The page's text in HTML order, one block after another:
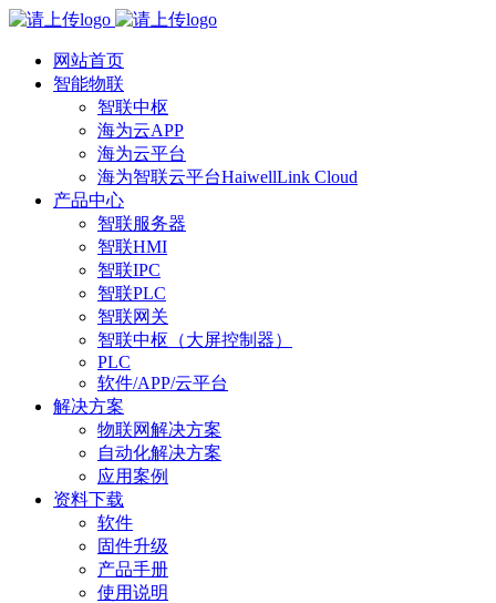
网站首页
智能物联
智联中枢
海为云APP
海为云平台
海为智联云平台HaiwellLink Cloud
产品中心
智联服务器
智联HMI
智联IPC
智联PLC
智联网关
智联中枢（大屏控制器）
PLC
软件/APP/云平台
解决方案
物联网解决方案
自动化解决方案
应用案例
资料下载
软件
固件升级
产品手册
使用说明